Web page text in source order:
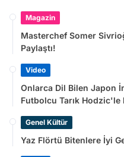
Magazin
Masterchef Somer
Paylaştı!
Video
Onlarca Dil Bilen Japon
Futbolcu Tarık Hodzic'le
Genel Kültür
Yaz Flörtü Bitenlere İyi